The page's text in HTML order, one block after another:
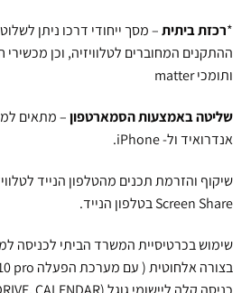
*רכזת ביתית– מסך ייחודי דרכו ניתן
ותומכי matter
שליטה באמצעות הסמארטפון– מתאים
אנדרואיד ול- iPhone.
שיקוף והזרמת תכנים מהטלפון הנייד
Screen Share בטלפון הנייד.
שימוש בכרטיסיית המשרד הביתי לכניסה